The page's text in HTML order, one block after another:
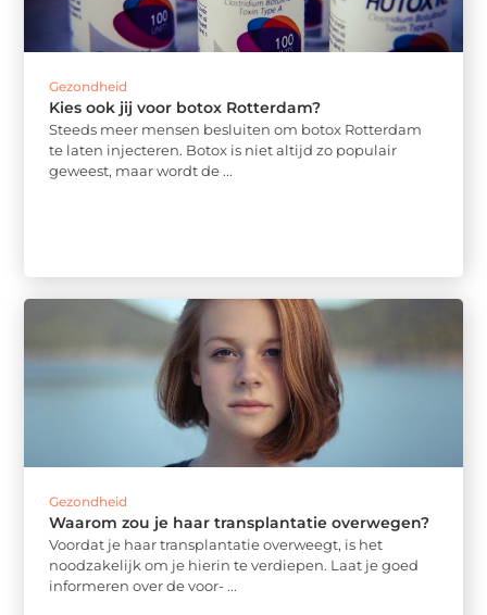
Gezondheid
Kies ook jij voor botox Rotterdam?
Steeds meer mensen besluiten om botox Rotterdam
te laten injecteren. Botox is niet altijd zo populair
geweest, maar wordt de ...
Gezondheid
Waarom zou je haar transplantatie overwegen?
Voordat je haar transplantatie overweegt, is het
noodzakelijk om je hierin te verdiepen. Laat je goed
informeren over de voor- ...